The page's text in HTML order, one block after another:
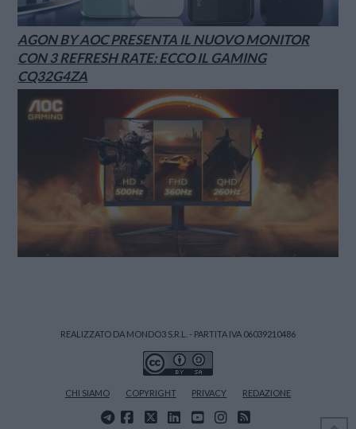
AGON BY AOC PRESENTA IL NUOVO MONITOR
CON 3 REFRESH RATE: ECCO IL GAMING
CQ32G4ZA
REALIZZATO DA MONDO3 S.R.L. - PARTITA IVA 06039210486
CHI SIAMO COPYRIGHT PRIVACY REDAZIONE